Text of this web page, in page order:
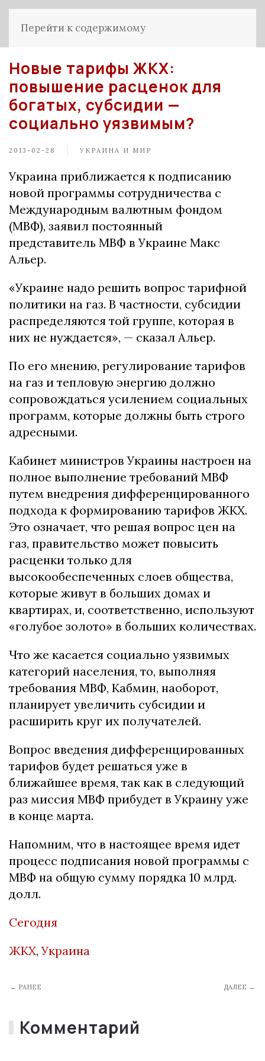
Перейти к содержимому
Новые тарифы ЖКХ:
повышение расценок для
богатых, субсидии —
социально уязвимым?
2013-02-28 УКРАИНА И МИР
Украина приближается к подписанию
новой программы сотрудничества с
Международным валютным фондом
(МВФ), заявил постоянный
представитель МВФ в Украине Макс
Альер.
«Украине надо решить вопрос тарифной
политики на газ. В частности, субсидии
распределяются той группе, которая в
них не нуждается», — сказал Альер.
По его мнению, регулирование тарифов
на газ и тепловую энергию должно
сопровождаться усилением социальных
программ, которые должны быть строго
адресными.
Кабинет министров Украины настроен на
полное выполнение требований МВФ
путем внедрения дифференцированного
подхода к формированию тарифов ЖКХ.
Это означает, что решая вопрос цен на
газ, правительство может повысить
расценки только для
высокообеспеченных слоев общества,
которые живут в больших домах и
квартирах, и, соответственно, используют
«голубое золото» в больших количествах.
Что же касается социально уязвимых
категорий населения, то, выполняя
требования МВФ, Кабмин, наоборот,
планирует увеличить субсидии и
расширить круг их получателей.
Вопрос введения дифференцированных
тарифов будет решаться уже в
ближайшее время, так как в следующий
раз миссия МВФ прибудет в Украину уже
в конце марта.
Напомним, что в настоящее время идет
процесс подписания новой программы с
МВФ на общую сумму порядка 10 млрд.
долл.
Сегодня
ЖКХ,Украина
← РАНЕЕ ДАЛЕЕ →
Комментарий